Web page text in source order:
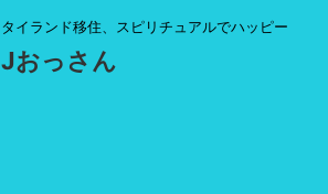
タイランド移住、スピリチュアルでハッピー
Jおっさん